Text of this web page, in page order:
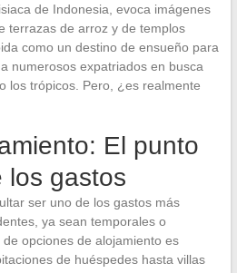
de Indonesia, evoca imágenes
terrazas de arroz y de templos
como un destino de ensueño para
numerosos expatriados en busca
los trópicos. Pero, ¿es realmente
El punto
los gastos
ser uno de los gastos más
ya sean temporales o
opciones de alojamiento es
de huéspedes hasta villas